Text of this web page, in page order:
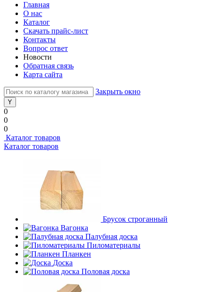
Главная
О нас
Каталог
Скачать прайс-лист
Контакты
Вопрос ответ
Новости
Обратная связь
Карта сайта
Закрыть окно
0
0
0
Каталог товаров
Каталог товаров
Брусок строганный
Вагонка
Палубная доска
Пиломатериалы
Планкен
Доска
Половая доска